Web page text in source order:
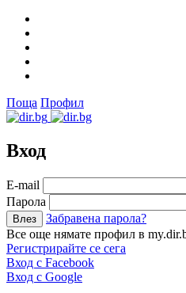
Поща Профил
Вход
Е-mail
Парола
Забравена парола?
Все още нямате профил в
Регистрирайте се сега
Вход с Facebook
Вход с Google